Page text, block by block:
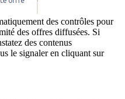
des contrôles pour
des offres diffusées. Si
des contenus
le signaler en cliquant sur